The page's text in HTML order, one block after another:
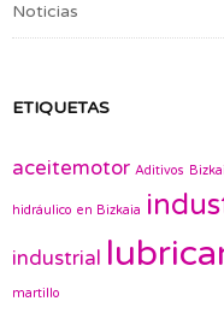
Noticias
ETIQUETAS
aceitemotor Aditivos
hidráulico en Bizkaia
industrial
martillo